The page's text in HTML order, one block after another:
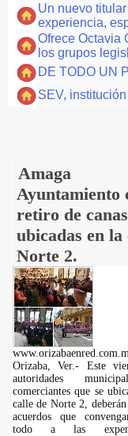
Un nuevo
experiencia,
Ofrece Octavia
los grupos
DE TODO UN
SEV,
Amaga
Ayuntamiento
retiro de
ubicadas en la
Norte 2.
Orizaba, Ver.- Este
autoridades
comerciantes que se
calle de Norte 2,
acuerdos que
todo a las